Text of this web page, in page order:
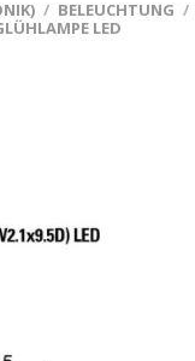
/ BELEUCHTUNG /
LED